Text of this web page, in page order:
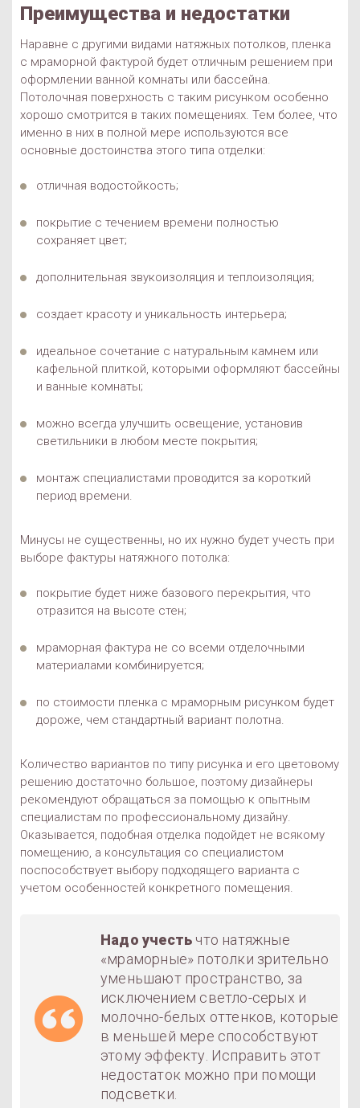
Преимущества и недостатки
Наравне с другими видами натяжных потолков, пленка
с мраморной фактурой будет отличным решением при
оформлении ванной комнаты или бассейна.
Потолочная поверхность с таким рисунком особенно
хорошо смотрится в таких помещениях. Тем более, что
именно в них в полной мере используются все
основные достоинства этого типа отделки:
отличная водостойкость;
покрытие с течением времени полностью
сохраняет цвет;
дополнительная звукоизоляция и теплоизоляция;
создает красоту и уникальность интерьера;
идеальное сочетание с натуральным камнем или
кафельной плиткой, которыми оформляют бассейны
и ванные комнаты;
можно всегда улучшить освещение, установив
светильники в любом месте покрытия;
монтаж специалистами проводится за короткий
период времени.
Минусы не существенны, но их нужно будет учесть при
выборе фактуры натяжного потолка:
покрытие будет ниже базового перекрытия, что
отразится на высоте стен;
мраморная фактура не со всеми отделочными
материалами комбинируется;
по стоимости пленка с мраморным рисунком будет
дороже, чем стандартный вариант полотна.
Количество вариантов по типу рисунка и его цветовому
решению достаточно большое, поэтому дизайнеры
рекомендуют обращаться за помощью к опытным
специалистам по профессиональному дизайну.
Оказывается, подобная отделка подойдет не всякому
помещению, а консультация со специалистом
поспособствует выбору подходящего варианта с
учетом особенностей конкретного помещения.
Надо учесть что натяжные
«мраморные» потолки зрительно
уменьшают пространство, за
исключением светло-серых и
молочно-белых оттенков, которые
в меньшей мере способствуют
этому эффекту. Исправить этот
недостаток можно при помощи
подсветки.